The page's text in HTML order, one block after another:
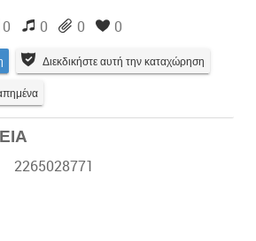
0 0 0 0
Διεκδικήστε αυτή την καταχώρηση
2265028771